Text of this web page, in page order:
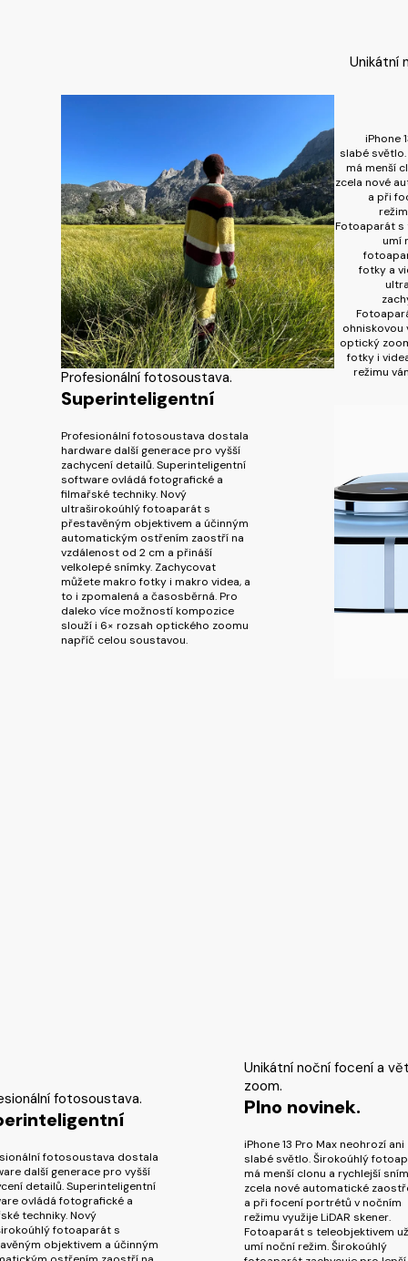
Profesionální fotosoustava.
Superinteligentní
Profesionální fotosoustava dostala
hardware další generace pro vyšší
zachycení detailů. Superinteligentní
software ovládá fotografické a
filmařské techniky. Nový
ultraširokoúhlý fotoaparát s
přestavěným objektivem a účinným
automatickým ostřením zaostří na
vzdálenost od 2 cm a přináší
velkolepé snímky. Zachycovat
můžete makro fotky i makro videa, a
to i zpomalená a časosběrná. Pro
daleko více možností kompozice
slouží i 6× rozsah optického zoomu
napříč celou soustavou.
Unikátní
iPhone
slabé
má menší
zcela nové
a při
Fotoaparát s
umí
fotky a
ohniskovou
optický
fotky i
režimu
fotosoustava.
fotosoustava dostala
další generace pro vyšší
detailů. Superinteligentní
ovládá fotografické a
techniky. Nový
fotoaparát s
objektivem a účinným
Unikátní noční focení a
zoom.
Plno novinek.
iPhone 13 Pro Max neohrozí ani
slabé světlo. Širokoúhlý
má menší clonu a rychlejší
zcela nové automatické
a při focení portrétů v nočním
režimu využije LiDAR skener.
Fotoaparát s teleobjektivem
umí noční režim. Širokoúhlý